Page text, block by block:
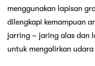
menggunakan lapisan
dilengkapi kemampuan
jarring – jaring alas dan
untuk mengalirkan